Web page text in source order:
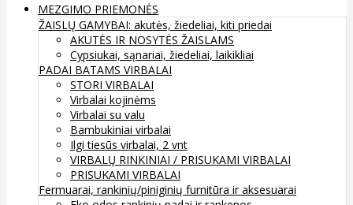
MEZGIMO PRIEMONĖS
ŽAISLŲ GAMYBAI: akutės, žiedeliai, kiti priedai
AKUTĖS IR NOSYTĖS ŽAISLAMS
Cypsiukai, sąnariai, žiedeliai, laikikliai
PADAI BATAMS VIRBALAI
STORI VIRBALAI
Virbalai kojinėms
Virbalai su valu
Bambukiniai virbalai
Ilgi tiesūs virbalai, 2 vnt
VIRBALŲ RINKINIAI / PRISUKAMI VIRBALAI
PRISUKAMI VIRBALAI
Fermuarai, rankinių/piniginių furnitūra ir aksesuarai